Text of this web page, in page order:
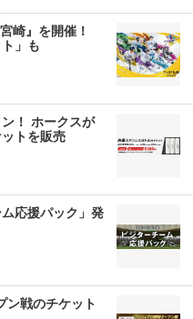
崎』を開催！
」も
！ ホークスが
トを販売
応援パック」発
ン戦のチケット